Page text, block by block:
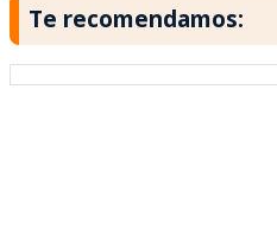
Te recomendamos: